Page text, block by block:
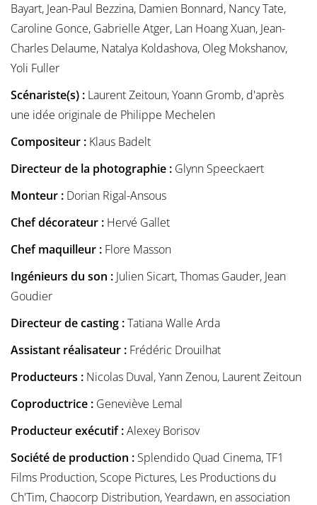
Bayart, Jean-Paul Bezzina, Damien Bonnard, Nancy Tate,
Caroline Gonce, Gabrielle Atger, Lan Hoang Xuan, Jean-
Charles Delaume, Natalya Koldashova, Oleg Mokshanov,
Yoli Fuller
Scénariste(s) : Laurent Zeitoun, Yoann Gromb, d'après
une idée originale de Philippe Mechelen
Compositeur : Klaus Badelt
Directeur de la photographie : Glynn Speeckaert
Monteur : Dorian Rigal-Ansous
Chef décorateur : Hervé Gallet
Chef maquilleur : Flore Masson
Ingénieurs du son : Julien Sicart, Thomas Gauder, Jean
Goudier
Directeur de casting :Tatiana Walle Arda
Assistant réalisateur : Frédéric Drouilhat
Producteurs : Nicolas Duval, Yann Zenou, Laurent Zeitoun
Coproductrice : Geneviève Lemal
Producteur exécutif :Alexey Borisov
Société de production : Splendido Quad Cinema, TF1
Films Production, Scope Pictures, Les Productions du
Ch'Tim, Chaocorp Distribution, Yeardawn, en association